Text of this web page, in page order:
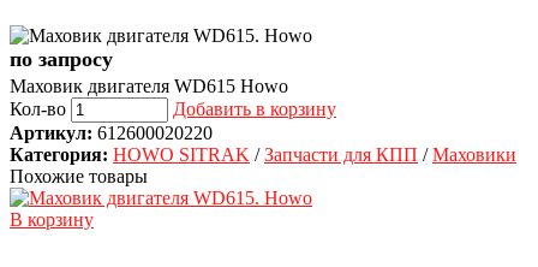
по запросу
Маховик двигателя WD615 Howo
Кол-во
Добавить в корзину
Артикул: 612600020220
Категория: HOWO SITRAK /Запчасти для КПП /Маховики
Похожие товары
В корзину